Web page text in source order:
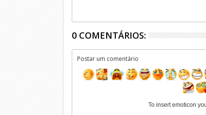
0 COMENTÁRIOS:
Postar um comentário
To insert emoticon